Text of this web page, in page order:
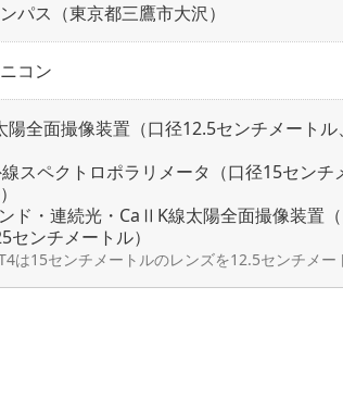
パス（東京都三鷹市大沢）
コン
陽全面撮像装置（口径12.5センチメート
スペクトロポラリメータ（口径15セン
ド・連続光・CaⅡK線太陽全面撮像装置
センチメートル）
は15センチメートルのレンズを12.5センチメ